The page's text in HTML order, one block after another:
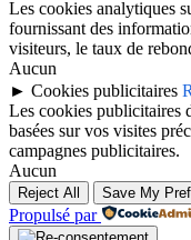
Les cookies analytiques
fournissant des
visiteurs, le taux de
Aucun
► Cookies publicitaires
Les cookies publicitaires
basées sur vos visites
campagnes publicitaires.
Aucun
Reject All Save My
Propulsé par